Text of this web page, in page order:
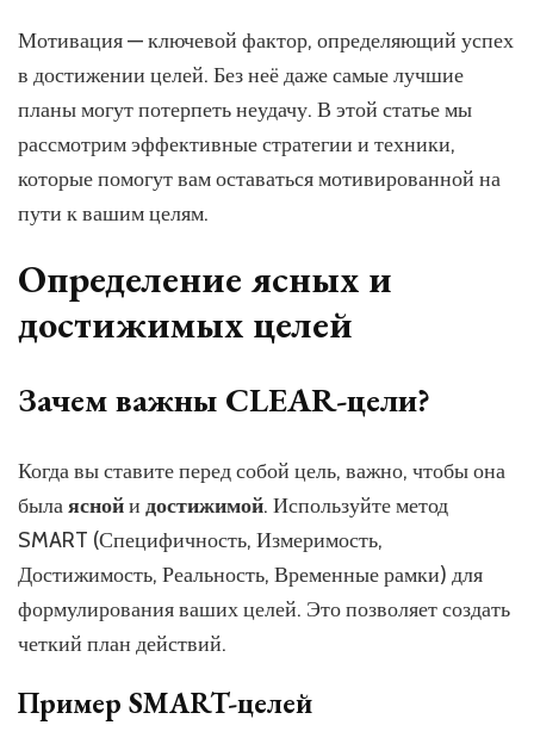
Мотивация — ключевой фактор, определяющий успех
в достижении целей. Без неё даже самые лучшие
планы могут потерпеть неудачу. В этой статье мы
рассмотрим эффективные стратегии и техники,
которые помогут вам оставаться мотивированной на
пути к вашим целям.
Определение ясных и
достижимых целей
Зачем важны CLEAR-цели?
Когда вы ставите перед собой цель, важно, чтобы она
былаяснойи достижимой. Используйте метод
SMART (Специфичность, Измеримость,
Достижимость, Реальность, Временные рамки) для
формулирования ваших целей. Это позволяет создать
четкий план действий.
Пример SMART-целей